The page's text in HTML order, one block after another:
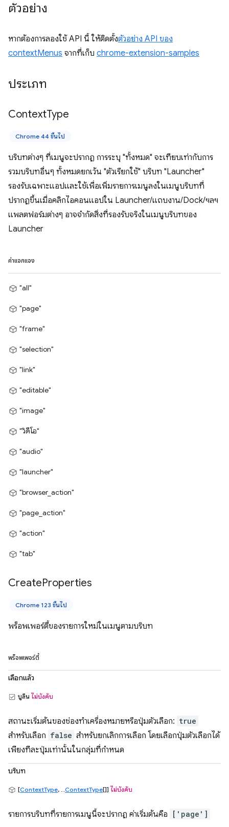
ตัวอย่าง
หากต้องการลองใช้ API นี้ ให้ติดตั้งตัวอย่าง API ของ
contextMenus จากที่เก็บ chrome-extension-samples
ประเภท
ContextType
Chrome 44 ขึ้นไป
บริบทต่างๆ ที่เมนูจะปรากฏ การระบุ "ทั้งหมด" จะเทียบเท่ากับการ
รวมบริบทอื่นๆ ทั้งหมดยกเว้น "ตัวเรียกใช้" บริบท "Launcher"
รองรับเฉพาะแอปและใช้เพื่อเพิ่มรายการเมนูลงในเมนูบริบทที่
ปรากฏขึ้นเมื่อคลิกไอคอนแอปใน Launcher/แถบงาน/Dock/ฯลฯ
แพลตฟอร์มต่างๆ อาจจำกัดสิ่งที่รองรับจริงในเมนูบริบทของ
Launcher
ค่าแจกแจง
"all"
"page"
"frame"
"selection"
"link"
"editable"
"image"
"วิดีโอ"
"audio"
"launcher"
"browser_action"
"page_action"
"action"
"tab"
CreateProperties
Chrome 123 ขึ้นไป
พร็อพเพอร์ตี้ของรายการใหม่ในเมนูตามบริบท
พร็อพเพอร์ตี้
เลือกแล้ว
บูลีน ไม่บังคับ
สถานะเริ่มต้นของช่องทำเครื่องหมายหรือปุ่มตัวเลือก: true
สำหรับเลือก false สำหรับยกเลิกการเลือก โดยเลือกปุ่มตัวเลือกได้
เพียงทีละปุ่มเท่านั้นในกลุ่มที่กำหนด
บริบท
[ContextType, ...ContextType[]] ไม่บังคับ
รายการบริบทที่รายการเมนูนี้จะปรากฏ ค่าเริ่มต้นคือ ['page']